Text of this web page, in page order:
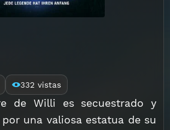
332 vistas
de Willi es secuestrado y
una valiosa estatua de su